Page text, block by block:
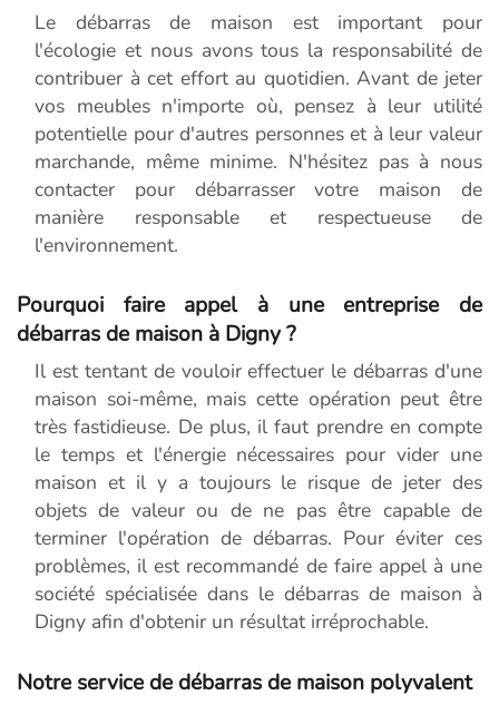
Le débarras de maison est important pour
l'écologie et nous avons tous la responsabilité de
contribuer à cet effort au quotidien. Avant de jeter
vos meubles n'importe où, pensez à leur utilité
potentielle pour d'autres personnes et à leur valeur
marchande, même minime. N'hésitez pas à nous
contacter pour débarrasser votre maison de
manière responsable et respectueuse de
l'environnement.
Pourquoi faire appel à une entreprise de
débarras de maison à Digny ?
Il est tentant de vouloir effectuer le débarras d'une
maison soi-même, mais cette opération peut être
très fastidieuse. De plus, il faut prendre en compte
le temps et l'énergie nécessaires pour vider une
maison et il y a toujours le risque de jeter des
objets de valeur ou de ne pas être capable de
terminer l'opération de débarras. Pour éviter ces
problèmes, il est recommandé de faire appel à une
société spécialisée dans le débarras de maison à
Digny afin d'obtenir un résultat irréprochable.
Notre service de débarras de maison polyvalent